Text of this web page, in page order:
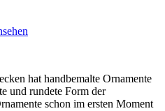
hat handbemalte Ornamente
und rundete Form der
schon im ersten Moment